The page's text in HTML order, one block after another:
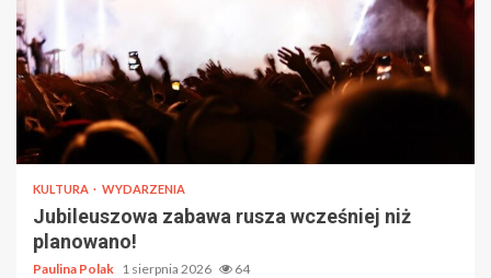
KULTURA WYDARZENIA
Jubileuszowa zabawa rusza wcześniej niż
planowano!
Paulina Polak 1 sierpnia 2026 64